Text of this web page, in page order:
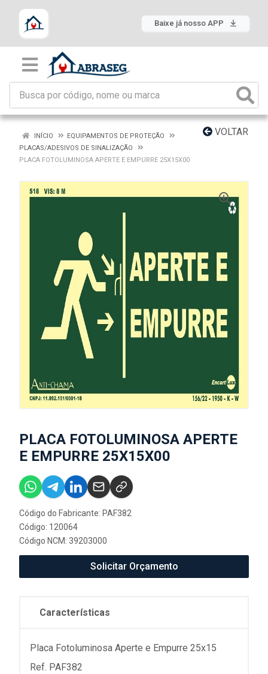
Baixe já nosso APP
VOLTAR
INÍCIO
EQUIPAMENTOS DE PROTEÇÃO
PLACAS/ADESIVOS DE SINALIZAÇÃO
PLACA FOTOLUMINOSA APERTE E EMPURRE 25X15X00
PLACA FOTOLUMINOSA APERTE
E EMPURRE 25X15X00
Código do Fabricante: PAF382
Código: 120064
Código NCM: 39203000
Solicitar Orçamento
Características
Placa Fotoluminosa Aperte e Empurre 25x15
Ref. PAF382